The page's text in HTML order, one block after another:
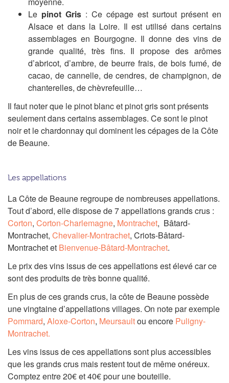
Le pinot Gris : Ce cépage est surtout présent en
Alsace et dans la Loire. Il est utilisé dans certains
assemblages en Bourgogne. Il donne des vins de
grande qualité, très fins. Il propose des arômes
d’abricot, d’ambre, de beurre frais, de bois fumé, de
cacao, de cannelle, de cendres, de champignon, de
chanterelles, de chèvrefeuille…
Il faut noter que le pinot blanc et pinot gris sont présents
seulement dans certains assemblages. Ce sont le pinot
noir et le chardonnay qui dominent les cépages de la Côte
de Beaune.
Les appellations
La Côte de Beaune regroupe de nombreuses appellations.
Tout d’abord, elle dispose de 7 appellations grands crus :
Corton, Corton-Charlemagne, Montrachet, Bâtard-
Montrachet, Chevalier-Montrachet, Criots-Bâtard-
Montrachet et Bienvenue-Bâtard-Montrachet.
Le prix des vins issus de ces appellations est élevé car ce
sont des produits de très bonne qualité.
En plus de ces grands crus, la côte de Beaune possède
une vingtaine d’appellations villages. On note par exemple
Pommard, Aloxe-Corton, Meursaultou encore Puligny-
Montrachet.
Les vins issus de ces appellations sont plus accessibles
que les grands crus mais restent tout de même onéreux.
Comptez entre 20€ et 40€ pour une bouteille.